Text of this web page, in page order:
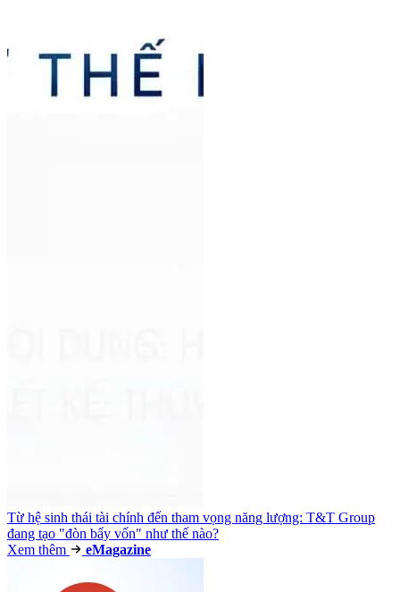
Từ hệ sinh thái tài chính đến tham vọng năng lượng: T&T Group
đang tạo "đòn bẩy vốn" như thế nào?
Xem thêm
eMagazine